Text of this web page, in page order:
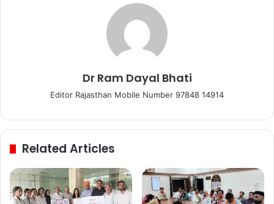
Dr Ram Dayal Bhati
Editor Rajasthan Mobile Number 97848 14914
Related Articles